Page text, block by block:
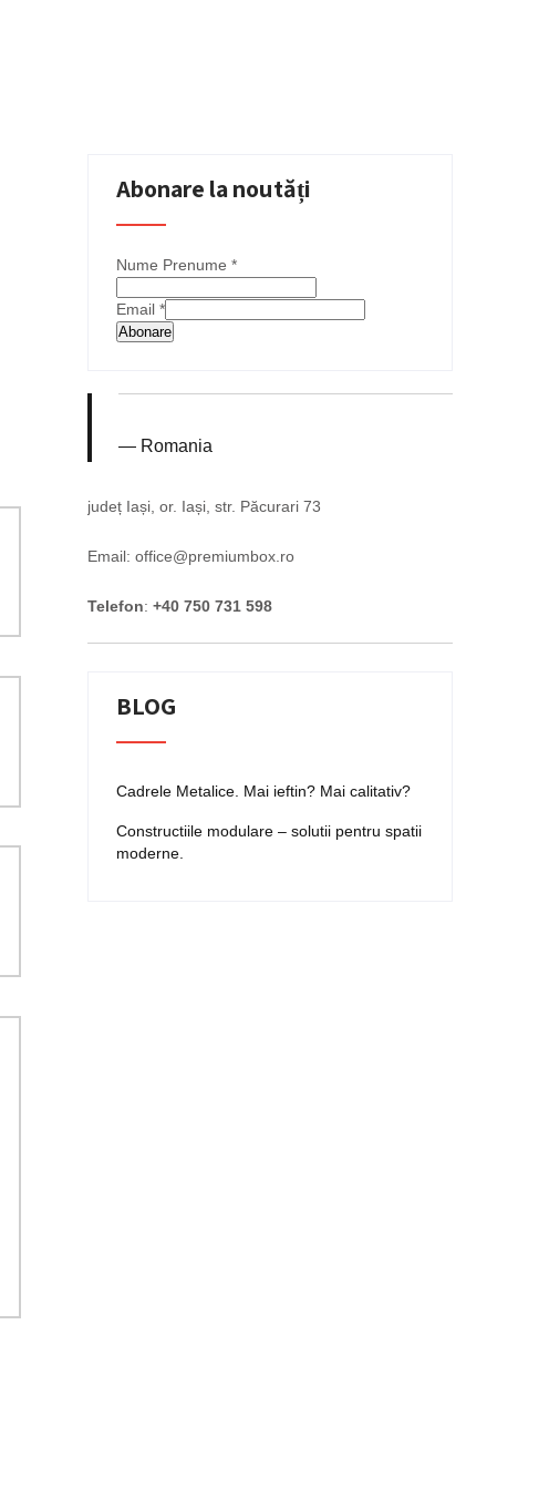
Abonare la noutăți
Nume Prenume *
Email *
Abonare
Romania
județ Iași, or. Iași, str. Păcurari 73
Email: office@premiumbox.ro
Telefon: +40 750 731 598
BLOG
Cadrele Metalice. Mai ieftin? Mai calitativ?
Constructiile modulare – solutii pentru spatii
moderne.